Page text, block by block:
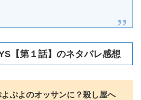
【第１話】のネタバレ感想
ぷよのオッサンに？殺し屋へ